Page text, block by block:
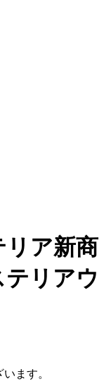
リア新商
リアウ
ます。